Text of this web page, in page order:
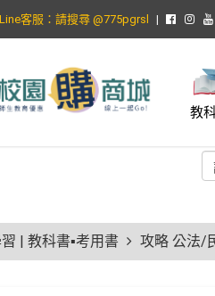
Line客服：請搜尋 @775pgrsl
教
| 教科書▪考用書 攻略 公法/